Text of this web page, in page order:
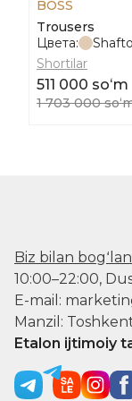
BOSS
Trousers
Цвета:
Shortilar
511 000 soʻm
1 703 000
Biz bilan
10:00–22:00,
E-mail:
Manzil:
Etalon ijtimoiy